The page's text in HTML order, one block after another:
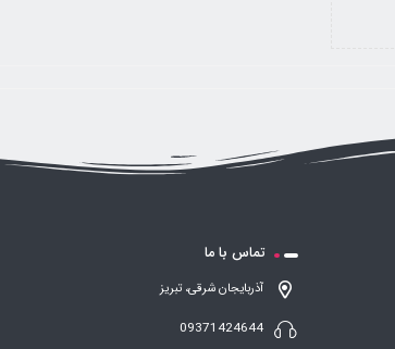
تماس با ما
آذربایجان شرقی، تبریز
09371424644